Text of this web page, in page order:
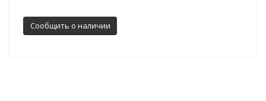
Сообщить о наличии